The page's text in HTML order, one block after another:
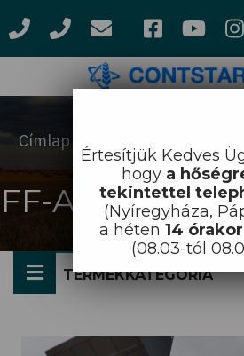
Morzsa
Címlap
FF-Agro
FF-Agro
TERMÉKKATEGÓRIA
Értesítjük Kedves
hogy a
tekintettel
(Nyíregyháza,
a héten 14
(08.03-tól